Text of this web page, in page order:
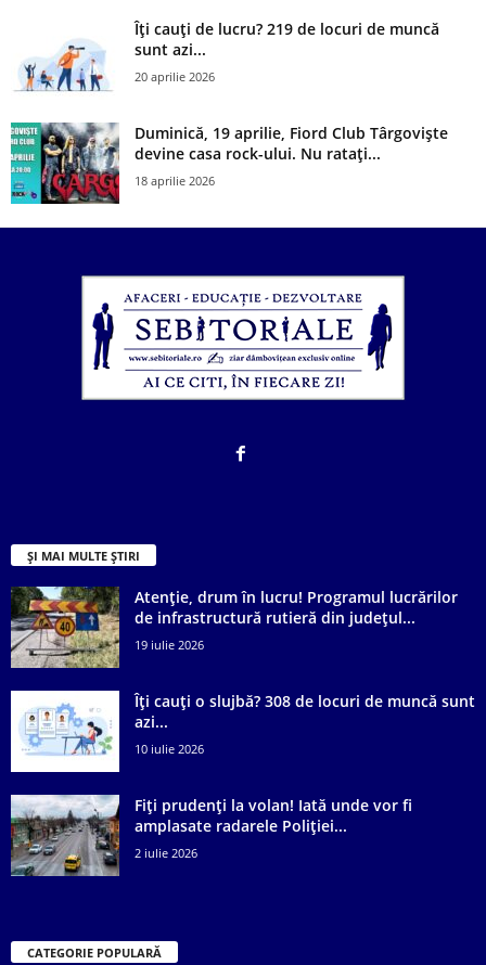
Îți cauți de lucru? 219 de locuri de muncă
sunt azi...
20 aprilie 2026
Duminică, 19 aprilie, Fiord Club Târgoviște
devine casa rock-ului. Nu ratați...
18 aprilie 2026
ȘI MAI MULTE ȘTIRI
Atenție, drum în lucru! Programul lucrărilor
de infrastructură rutieră din județul...
19 iulie 2026
Îți cauți o slujbă? 308 de locuri de muncă sunt
azi...
10 iulie 2026
Fiți prudenți la volan! Iată unde vor fi
amplasate radarele Poliției...
2 iulie 2026
CATEGORIE POPULARĂ